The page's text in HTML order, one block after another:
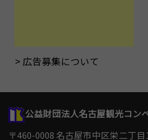
広告募集について
公益財団法人名古屋観光コン
〒460-0008 名古屋市中区栄二丁目